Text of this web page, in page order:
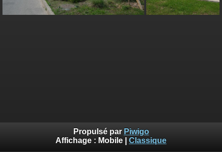
Propulsé par Piwigo
Affichage : Mobile Classique